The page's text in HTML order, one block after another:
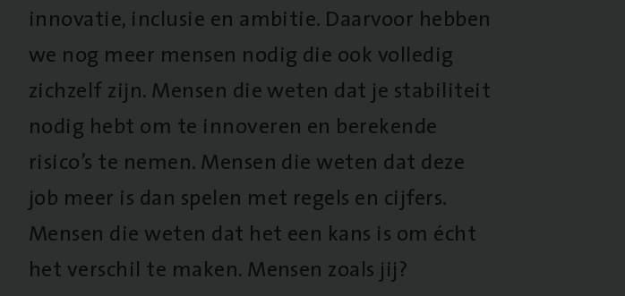
innovatie, inclusie en ambitie. Daarvoor hebben
we nog meer mensen nodig die ook volledig
zichzelf zijn. Mensen die weten dat je stabiliteit
nodig hebt om te innoveren en berekende
risico’s te nemen. Mensen die weten dat deze
job meer is dan spelen met regels en cijfers.
Mensen die weten dat het een kans is om écht
het verschil te maken. Mensen zoals jij?